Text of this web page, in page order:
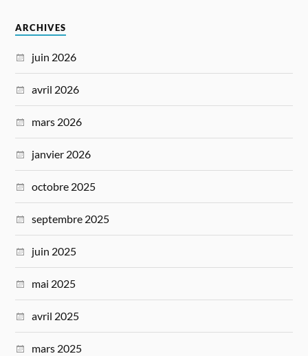
ARCHIVES
juin 2026
avril 2026
mars 2026
janvier 2026
octobre 2025
septembre 2025
juin 2025
mai 2025
avril 2025
mars 2025